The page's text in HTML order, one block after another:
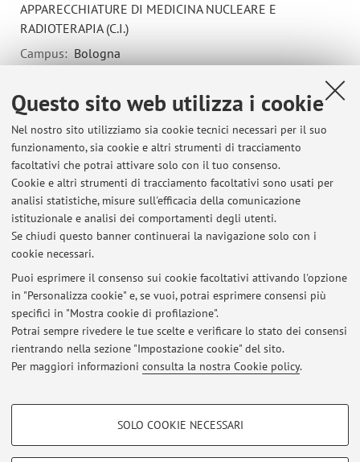
Questo sito web utilizza i cookie
Nel nostro sito utilizziamo sia cookie tecnici necessari per il suo
funzionamento, sia cookie e altri strumenti di tracciamento
facoltativi che potrai attivare solo con il tuo consenso.
Cookie e altri strumenti di tracciamento facoltativi sono usati per
analisi statistiche, misure sull'efficacia della comunicazione
istituzionale e analisi dei comportamenti degli utenti.
Se chiudi questo banner continuerai la navigazione solo con i
cookie necessari.
Puoi esprimere il consenso sui cookie facoltativi attivando l'opzione
in "Personalizza cookie" e, se vuoi, potrai esprimere consensi più
specifici in "Mostra cookie di profilazione".
Potrai sempre rivedere le tue scelte e verificare lo stato dei consensi
rientrando nella sezione "Impostazione cookie" del sito.
Per maggiori informazioni consulta la nostra Cookie policy.
COOKIE DI PROFILAZIONE - FACOLTATIVI
SOLO COOKIE NECESSARI
APPARECCHIATURE DI MEDICINA NUCLEARE E
RADIOTERAPIA (C.I.)
Campus: Bologna
immagini e radioterapia (abilitante alla
professione sanitaria di tecnico di radiologia
medica)
Periodo delle lezioni: dal 16 settembre 2026 al 7 ottobre
2026
Orario delle lezioni
Ultimi avvisi
Al momento non sono presenti avvisi.
Area riservata
Accedi tramiteloginper gestire tutti i contenuti del sito.